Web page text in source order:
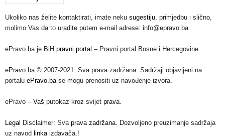
Ukoliko nas želite kontaktirati, imate neku sugestiju, primjedbu i slično,
molimo Vas da to uradite putem e-mail adrese: info@epravo.ba
ePravo.ba je BiH pravni portal – Pravni portal Bosne i Hercegovine.
ePravo.ba © 2007-2021. Sva prava zadržana. Sadržaji objavljeni na
portalu ePravo.base mogu prenositi uz navođenje izvora.
ePravo – Vaš putokaz kroz svijet prava.
Legal Disclaimer: Sva prava zadržana. Dozvoljeno preuzimanje sadržaja
uz navod linkaizdavača.!